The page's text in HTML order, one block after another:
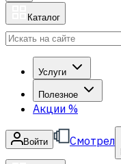
Каталог
Услуги
Полезное
Акции %
Войти Смотрел